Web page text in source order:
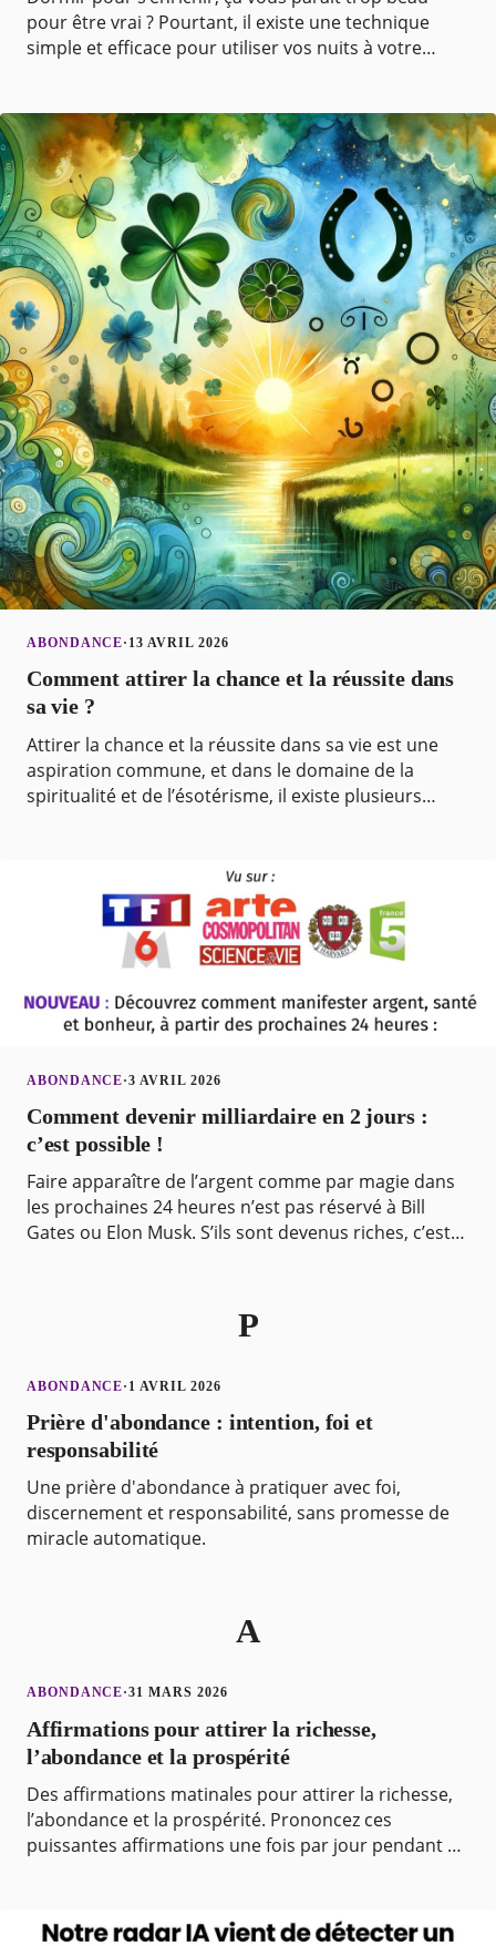
pour être vrai ? Pourtant, il existe une technique
simple et efficace pour utiliser vos nuits à votre
ABONDANCE· 13 AVRIL 2026
Comment attirer la chance et la réussite dans
sa vie ?
Attirer la chance et la réussite dans sa vie est une
aspiration commune, et dans le domaine de la
spiritualité et de l’ésotérisme, il existe plusieurs
ABONDANCE·3 AVRIL 2026
Comment devenir milliardaire en 2 jours :
c’est possible !
Faire apparaître de l’argent comme par magie dans
les prochaines 24 heures n’est pas réservé à Bill
Gates ou Elon Musk. S’ils sont devenus riches, c’est
P
ABONDANCE· 1 AVRIL 2026
Prière d'abondance : intention, foi et
responsabilité
Une prière d'abondance à pratiquer avec foi,
discernement et responsabilité, sans promesse de
miracle automatique.
A
ABONDANCE·31 MARS 2026
Affirmations pour attirer la richesse,
l’abondance et la prospérité
Des affirmations matinales pour attirer la richesse,
l’abondance et la prospérité. Prononcez ces
puissantes affirmations une fois par jour pendant 21